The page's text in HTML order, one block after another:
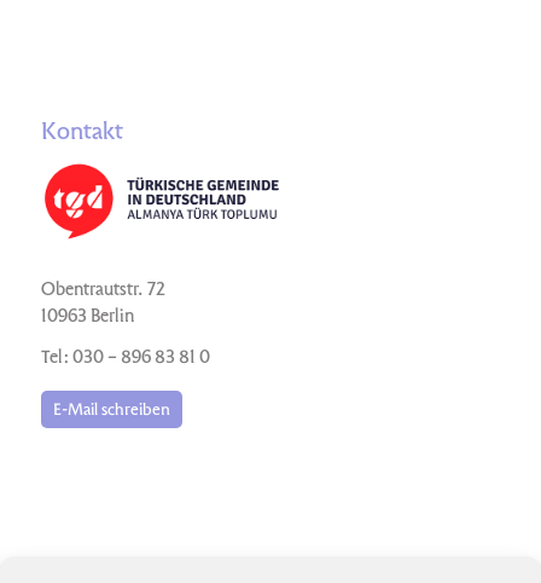
Kontakt
Obentrautstr. 72
10963 Berlin
Tel: 030 – 896 83 81 0
E-Mail schreiben